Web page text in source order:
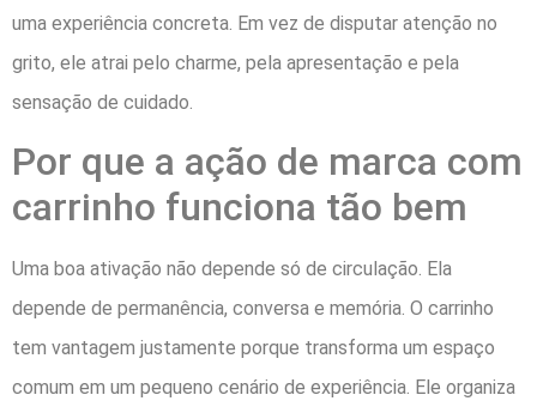
uma experiência concreta. Em vez de disputar atenção no
grito, ele atrai pelo charme, pela apresentação e pela
sensação de cuidado.
Por que a ação de marca com
carrinho funciona tão bem
Uma boa ativação não depende só de circulação. Ela
depende de permanência, conversa e memória. O carrinho
tem vantagem justamente porque transforma um espaço
comum em um pequeno cenário de experiência. Ele organiza